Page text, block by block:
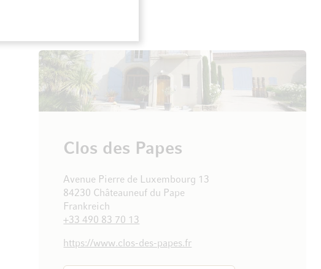
Clos des Papes
Avenue Pierre de Luxembourg 13
84230 Châteauneuf du Pape
Frankreich
+33 490 83 70 13
https://www.clos-des-papes.fr